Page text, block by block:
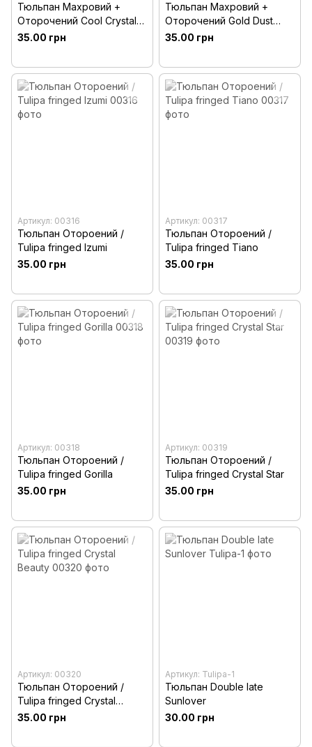
Тюльпан Махровий +
Оторочений Cool Crystal
10/11
35.00 грн
Тюльпан Махровий +
Оторочений Gold Dust
10/11
35.00 грн
Артикул: 00316
Тюльпан Отороений /
Tulipa fringed Izumi
35.00 грн
Артикул: 00317
Тюльпан Отороений /
Tulipa fringed Tiano
35.00 грн
Артикул: 00318
Тюльпан Отороений /
Tulipa fringed Gorilla
35.00 грн
Артикул: 00319
Тюльпан Отороений /
Tulipa fringed Crystal Star
35.00 грн
Артикул: 00320
Тюльпан Отороений /
Tulipa fringed Crystal
Beauty
35.00 грн
Артикул: Tulipa-1
Тюльпан Double late
Sunlover
30.00 грн